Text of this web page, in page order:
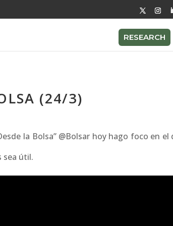
RESEARCH
(24/3)
la Bolsa” @Bolsar hoy hago foco en el
sea útil.